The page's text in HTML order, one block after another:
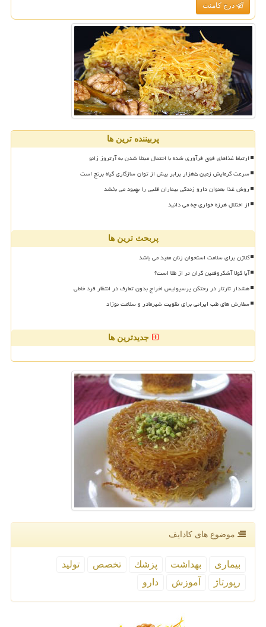
درج کامنت
پربیننده ترین ها
ارتباط غذاهای فوق فرآوری شده با احتمال مبتلا شدن به آرتروز زانو
سرعت گرمایش زمین ۵هزار برابر بیش از توان سازگاری گیاه برنج است
روش غذا بعنوان دارو زندگی بیماران قلبی را بهبود می بخشد
از اختلال هرزه خواری چه می دانید
پربحث ترین ها
کلاژن برای سلامت استخوان زنان مفید می باشد
آیا کولا آشکروفتین گران تر از طلا است؟
هشدار تارتار در رختکن پرسپولیس اخراج بدون تعارف در انتظار فرد خاطی
سفارش های طب ایرانی برای تقویت شیرمادر و سلامت نوزاد
جدیدترین ها
موضوع های كادایف
بیماری بهداشت پزشك تخصص
تولید
رپورتاژ
آموزش دارو